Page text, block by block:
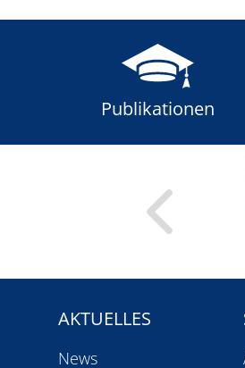
Publikationen
AKTUELLES
News